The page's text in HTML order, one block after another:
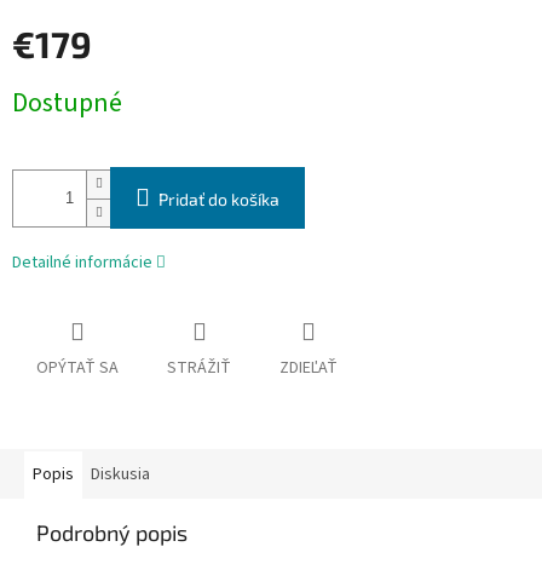
€179
cena:
Dostupné
Pridať do košíka
Detailné informácie
OPÝTAŤ SA STRÁŽIŤ ZDIEĽAŤ
Popis Diskusia
Podrobný popis